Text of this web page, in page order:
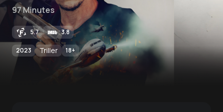
97 Minutes
5.7 3.8
2023 Triller 18+